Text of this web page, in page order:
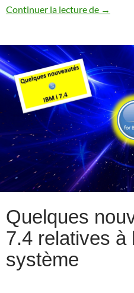
Continuer la lecture de →
Quelques
7.4 relatives à
système